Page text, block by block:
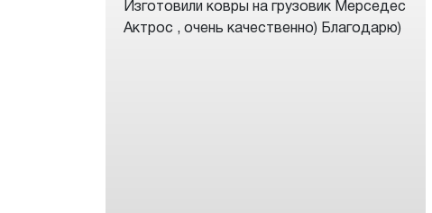
Изготовили ковры на грузовик Мерседес
Актрос , очень качественно) Благодарю)